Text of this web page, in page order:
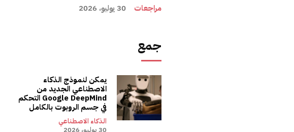
مراجعات 30 يوليو، 2026
جمع
يمكن لنموذج الذكاء
الاصطناعي الجديد من
Google DeepMind التحكم
في جسم الروبوت بالكامل
الذكاء الاصطناعي
30 يوليو، 2026